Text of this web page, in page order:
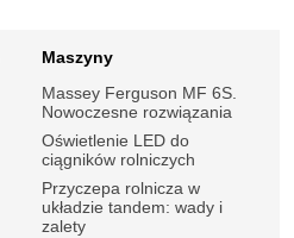
Maszyny
Massey Ferguson MF 6S.
Nowoczesne rozwiązania
Oświetlenie LED do
ciągników rolniczych
Przyczepa rolnicza w
układzie tandem: wady i
zalety